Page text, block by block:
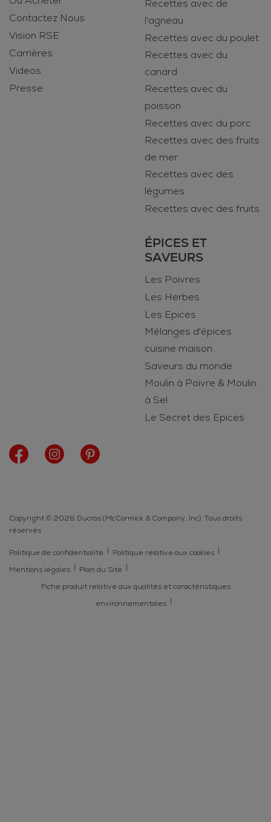
Contactez Nous
Vision RSE
Carrières
Videos
Presse
Recettes avec de
l'agneau
Recettes avec du poulet
Recettes avec du
canard
Recettes avec du
poisson
Recettes avec du porc
Recettes avec des fruits
de mer
Recettes avec des
légumes
Recettes avec des fruits
ÉPICES ET
SAVEURS
Les Poivres
Les Herbes
Les Epices
Mélanges d'épices
cuisine maison
Saveurs du monde
Moulin à Poivre & Moulin
à Sel
Le Secret des Epices
Copyright © 2026 Ducros (McCormick & Company, Inc). Tous droits
réservés
Politique de confidentialité
Politique relative aux cookies
Mentions légales
Plan du Site
Fiche produit relative aux qualités et caractéristiques
environnementales